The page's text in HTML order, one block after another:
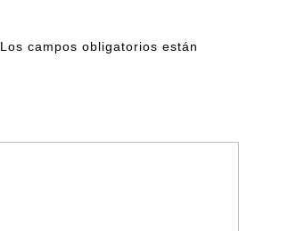
Los campos obligatorios están